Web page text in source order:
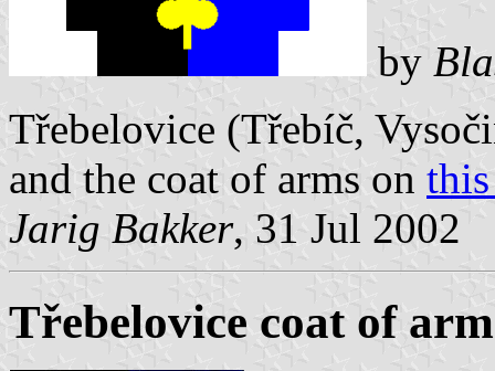
by
Třebelovice (Třebíč,
and the coat of arms on
Jarig Bakker, 31 Jul 2002
Třebelovice coat of